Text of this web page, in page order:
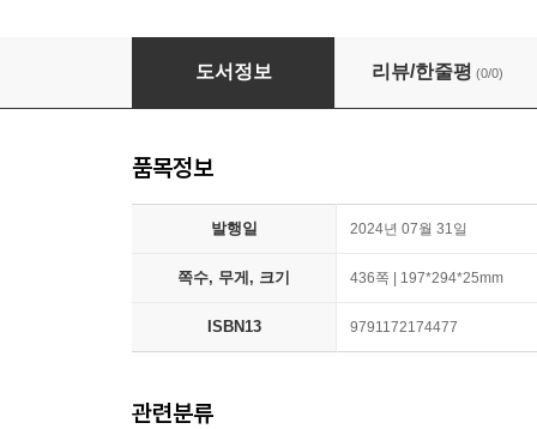
밤이 길었던 날 (큰글자도서)
도서정보 리뷰/한줄평 (0/0)
품목정보
발행일 2024년 07월 31일
쪽수, 무게, 크기 436쪽 | 197*294*25mm
ISBN13 9791172174477
관련분류